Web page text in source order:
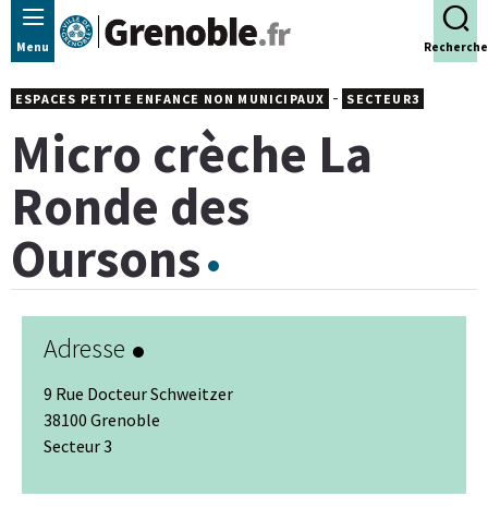
Panneau de gestion des cookies
Menu Recherche
Micro crèche La
Ronde des
Oursons
ESPACES PETITE ENFANCE NON MUNICIPAUX - SECTEUR3
Adresse
9 Rue Docteur Schweitzer
38100 Grenoble
Secteur 3